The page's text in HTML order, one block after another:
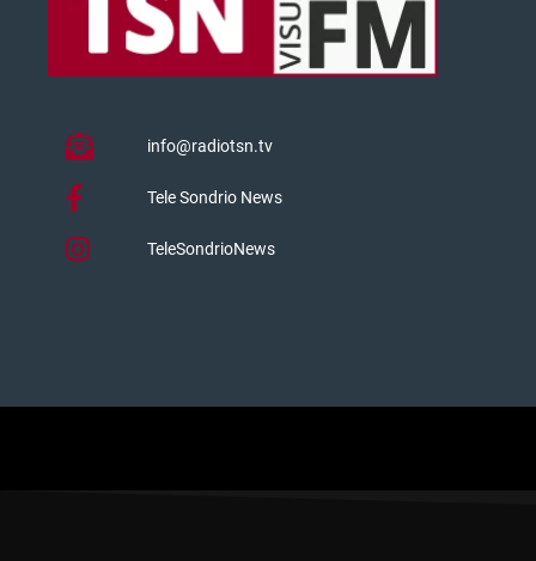
info@radiotsn.tv
Tele Sondrio News
TeleSondrioNews